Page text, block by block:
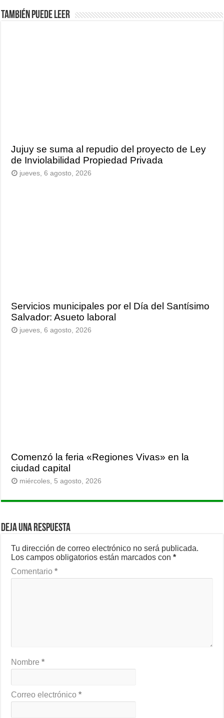
También puede leer
Jujuy se suma al repudio del proyecto de Ley
de Inviolabilidad Propiedad Privada
jueves, 6 agosto, 2026
Servicios municipales por el Día del Santísimo
Salvador: Asueto laboral
jueves, 6 agosto, 2026
Comenzó la feria «Regiones Vivas» en la
ciudad capital
miércoles, 5 agosto, 2026
Deja una respuesta
Tu dirección de correo electrónico no será publicada.
Los campos obligatorios están marcados con*
Comentario*
Nombre*
Correo electrónico*